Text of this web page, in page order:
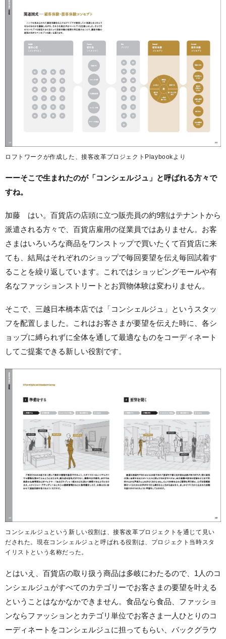
ロフトワークが作成した、接客改革プロジェクトPlaybookより
ーーそこで生まれたのが「コンシェルジュ」と呼ばれる方々で
すね。
加藤 はい。百貨店の店頭に立つ販売員の約9割はテナントから
派遣される方々で、百貨店雇用の従業員ではありません。お客
さまはいろいろな商品をワンストップで買いたくて百貨店に来
ても、結局はそれぞれのショップで毎回要望を伝え毎回試着す
ることを繰り返しています。これではショッピングモールや有
名なファッションストリートとお買物体験は変わりません。
そこで、三越日本橋本店では「コンシェルジュ」というスタッ
フを配置しました。これはお客さまが要望を伝えた時に、各シ
ョップに縛られずに全体を通して最適なものをコーディネート
してご提案できる新しい役割です。
コンシェルジュという新しい役割は、接客改革プロジェクトを通じて見い
だされた。現在コンシェルジュと呼ばれる役割は、プロジェクト当時スタ
イリストという名称だった。
とはいえ、百貨店の取り扱う商品は多岐にわたるので、1人のコ
ンシェルジュがすべてのカテゴリーでお客さまの要望を叶える
ということはなかなかできません。食品なら食品、ファッショ
ンならファッションとカテゴリ単位でお客さま一人ひとりのコ
ーディネートをコンシェルジュに担ってもらい、バックグラウ